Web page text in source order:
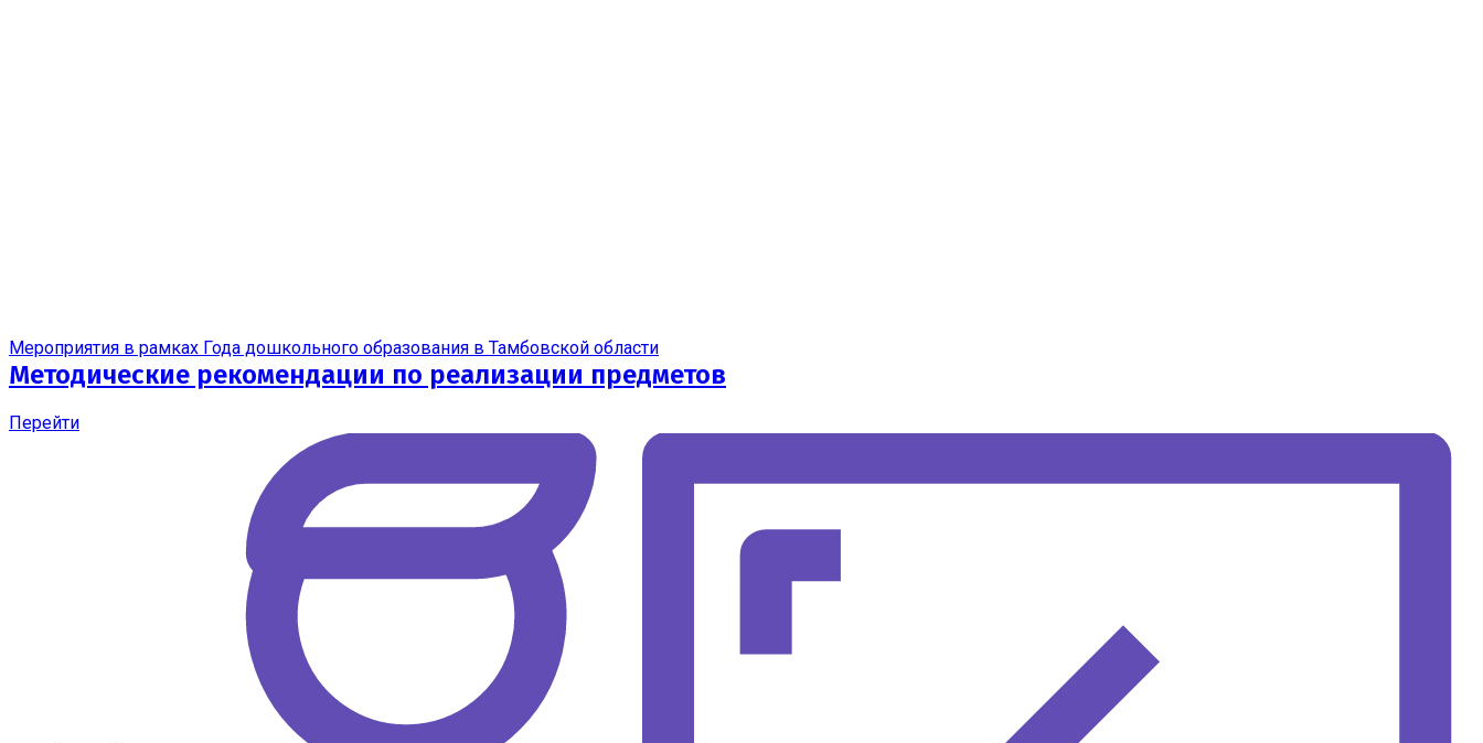
Мероприятия в рамках Года дошкольного образования в Тамбовской области
Методические рекомендации по реализации предметов
Перейти